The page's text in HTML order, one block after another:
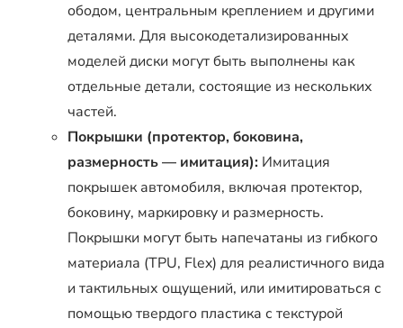
ободом, центральным креплением и другими
деталями. Для высокодетализированных
моделей диски могут быть выполнены как
отдельные детали, состоящие из нескольких
частей.
Покрышки (протектор, боковина,
размерность — имитация): Имитация
покрышек автомобиля, включая протектор,
боковину, маркировку и размерность.
Покрышки могут быть напечатаны из гибкого
материала (TPU, Flex) для реалистичного вида
и тактильных ощущений, или имитироваться с
помощью твердого пластика с текстурой